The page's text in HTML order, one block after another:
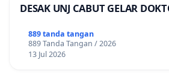
DESAK UNJ CABUT GELAR
889 tanda tangan
889 Tanda Tangan / 2026
13 Jul 2026